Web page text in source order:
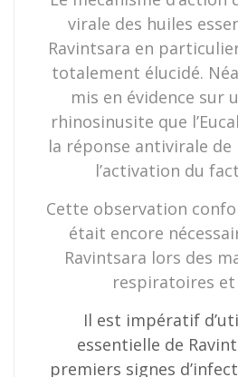
virale des huiles
Ravintsara en
totalement élucidé.
mis en évidence sur
rhinosinusite que
la réponse antivirale de
l’activation du
Cette observation
était encore
Ravintsara lors des
respiratoires
Il est impératif
essentielle de
premiers signes